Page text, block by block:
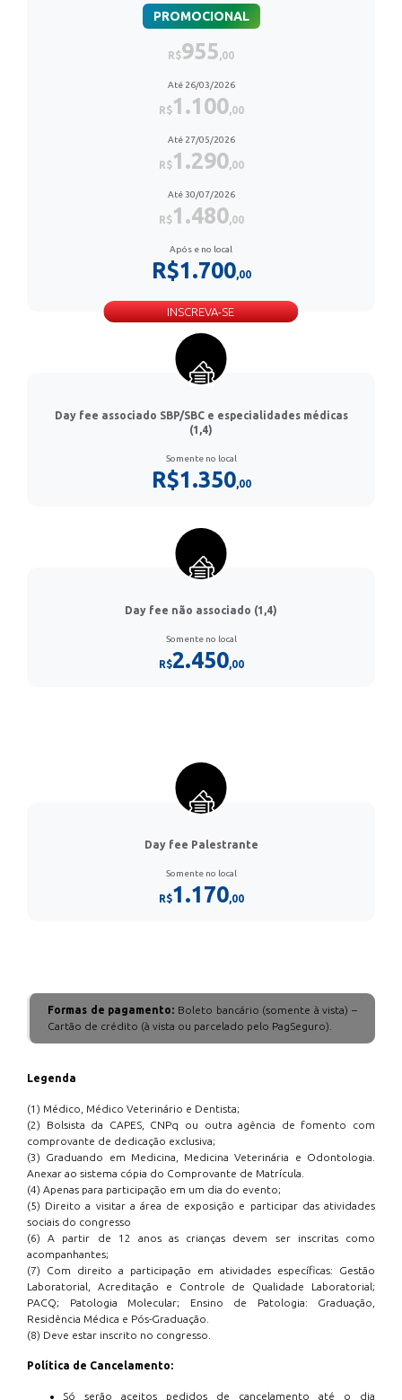
PROMOCIONAL
R$955,00
Até 26/03/2026
R$1.100,00
Até 27/05/2026
R$1.290,00
Até 30/07/2026
R$1.480,00
Após e no local
R$1.700,00
INSCREVA-SE
Day fee associado SBP/SBC e especialidades médicas
(1,4)
Somente no local
R$1.350,00
Day fee não associado (1,4)
Somente no local
R$2.450,00
Day fee Palestrante
Somente no local
R$1.170,00
Formas de pagamento: Boleto bancário (somente à vista) –
Cartão de crédito (à vista ou parcelado pelo PagSeguro).
Legenda
(1) Médico, Médico Veterinário e Dentista;
(2) Bolsista da CAPES, CNPq ou outra agência de fomento com
comprovante de dedicação exclusiva;
(3) Graduando em Medicina, Medicina Veterinária e Odontologia.
Anexar ao sistema cópia do Comprovante de Matrícula.
(4) Apenas para participação em um dia do evento;
(5) Direito a visitar a área de exposição e participar das atividades
sociais do congresso
(6) A partir de 12 anos as crianças devem ser inscritas como
acompanhantes;
(7) Com direito a participação em atividades específicas: Gestão
Laboratorial, Acreditação e Controle de Qualidade Laboratorial;
PACQ; Patologia Molecular; Ensino de Patologia: Graduação,
Residência Médica e Pós-Graduação.
(8) Deve estar inscrito no congresso.
Política de Cancelamento:
Só serão aceitos pedidos de cancelamento até o dia